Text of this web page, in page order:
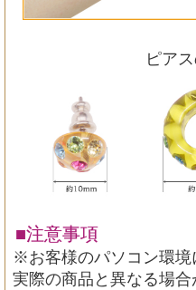
ピア
■注意事項
※お客様のパソコン環境
実際の商品と異なる場